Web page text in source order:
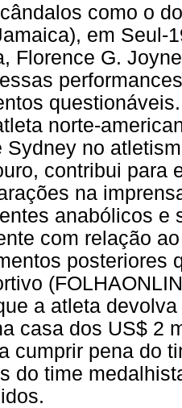
como o
em Seul-
Florence G.
norte-
Sydney no
contribui para
na
anabólicos e
com relação
posteriores
a atleta
casa dos US$ 2
cumprir pena do
do time